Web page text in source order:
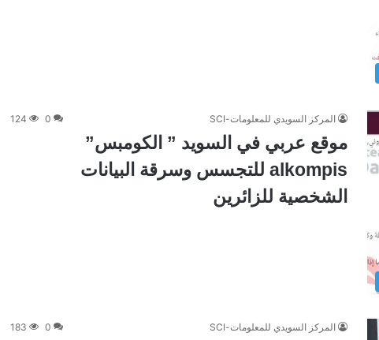
المركز السويدي للمعلومات-SCI 0
124
موقع عربي في السويد ” الكومبس”
alkompis للتجسس وسرقة البيانات
الشخصية للزائرين
المركز السويدي للمعلومات-SCI 0
183